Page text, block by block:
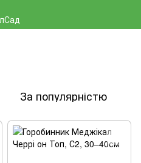
За популярністю